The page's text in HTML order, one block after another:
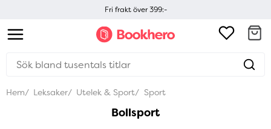
Fri frakt över 399:-
Hem Leksaker Utelek & Sport Sport
Bollsport